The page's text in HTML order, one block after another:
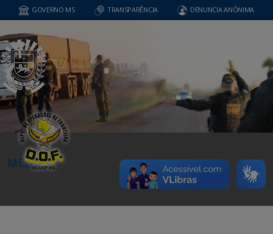
GOVERNO MS TRANSPARÊNCIA DENUNCIA ANÔNIMA
MENU